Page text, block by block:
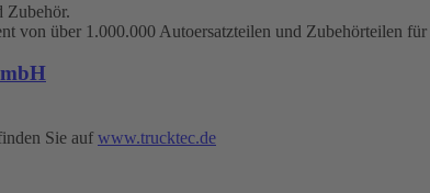
Zubehör.
von über 1.000.000 Autoersatzteilen und Zubehörteilen
Sie auf www.trucktec.de